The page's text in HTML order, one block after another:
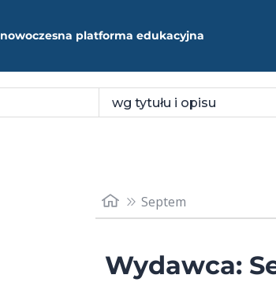
nowoczesna platforma edukacyjna
Septem
Wydawca: